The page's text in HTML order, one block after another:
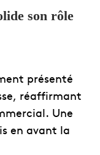
son rôle
présenté
réaffirmant
Une
en avant la